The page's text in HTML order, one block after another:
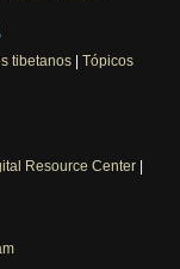
tibetanos Tópicos
Resource Center|